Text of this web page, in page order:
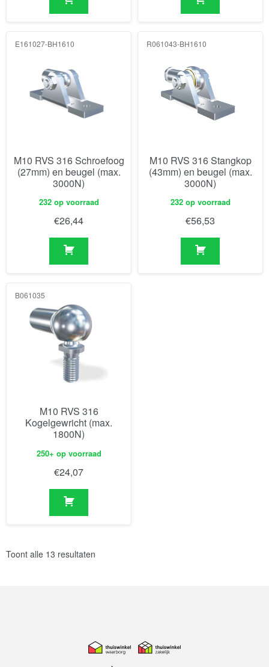
E161027-BH1610
M10 RVS 316 Schroefoog
(27mm) en beugel (max.
3000N)
232 op voorraad
€26,44
R061043-BH1610
M10 RVS 316 Stangkop
(43mm) en beugel (max.
3000N)
232 op voorraad
€56,53
B061035
M10 RVS 316
Kogelgewricht (max.
1800N)
250+ op voorraad
€24,07
Toont alle 13 resultaten